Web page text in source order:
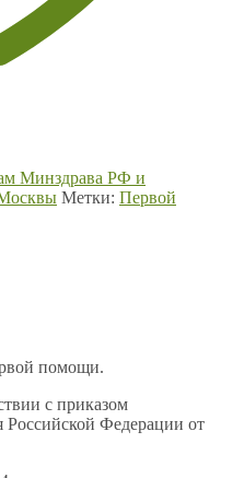
Минздрава РФ и
Метки: Первой
помощи.
с приказом
Российской Федерации от